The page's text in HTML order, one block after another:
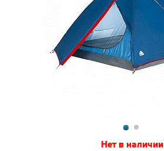
Нет в наличии